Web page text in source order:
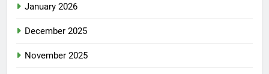
January 2026
December 2025
November 2025